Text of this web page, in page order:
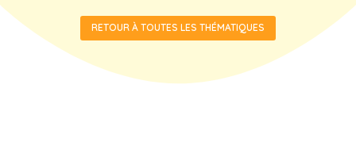
RETOUR À TOUTES LES THÉMATIQUES